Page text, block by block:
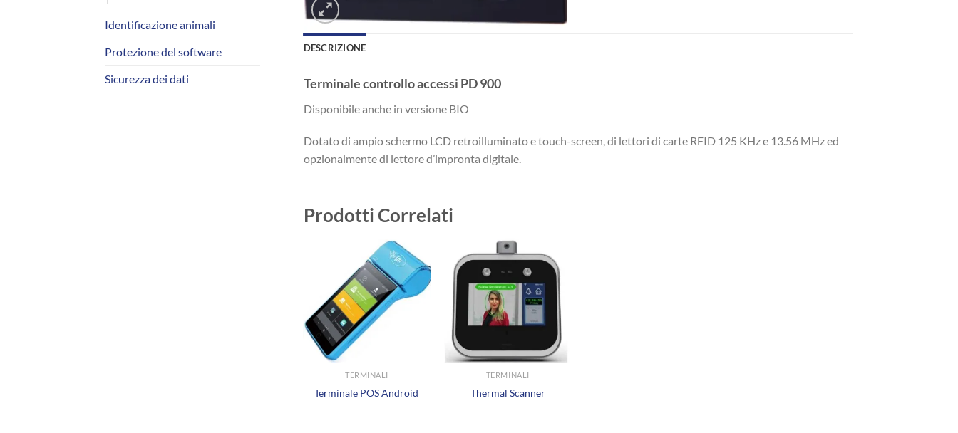
Identificazione animali
Protezione del software
Sicurezza dei dati
DESCRIZIONE
Terminale controllo accessi PD 900
Disponibile anche in versione BIO
Dotato di ampio schermo LCD retroilluminato e touch-screen, di lettori di carte RFID 125 KHz e 13.56 MHz ed
opzionalmente di lettore d’impronta digitale.
Prodotti Correlati
+
TERMINALI
Terminale POS Android
+
TERMINALI
Thermal Scanner